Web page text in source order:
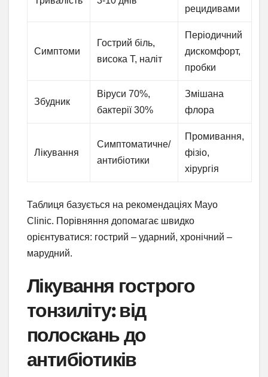
рецидивами
Симптоми
Гострий біль,
висока T, наліт
Періодичний
дискомфорт,
пробки
Збудник
Віруси 70%,
бактерії 30%
Змішана
флора
Лікування
Симптоматичне/
антибіотики
Промивання,
фізіо,
хірургія
Таблиця базується на рекомендаціях Mayo
Clinic. Порівняння допомагає швидко
орієнтуватися: гострий – ударний, хронічний –
марудний.
Лікування гострого
тонзиліту: від
полоскань до
антибіотиків